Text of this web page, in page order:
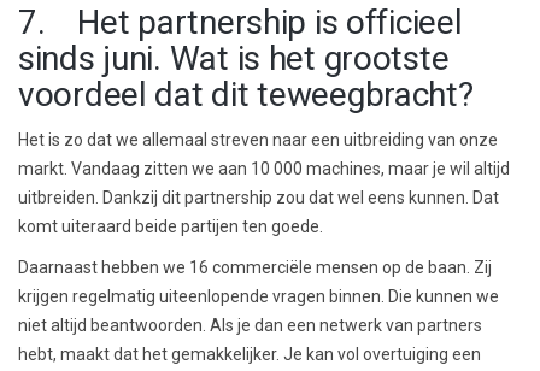
7. Het partnership is officieel
sinds juni. Wat is het grootste
voordeel dat dit teweegbracht?
Het is zo dat we allemaal streven naar een uitbreiding van onze
markt. Vandaag zitten we aan 10 000 machines, maar je wil altijd
uitbreiden. Dankzij dit partnership zou dat wel eens kunnen. Dat
komt uiteraard beide partijen ten goede.
Daarnaast hebben we 16 commerciële mensen op de baan. Zij
krijgen regelmatig uiteenlopende vragen binnen. Die kunnen we
niet altijd beantwoorden. Als je dan een netwerk van partners
hebt, maakt dat het gemakkelijker. Je kan vol overtuiging een